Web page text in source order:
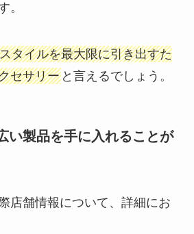
。
タイルを最大限に引き出すた
セサリーと言えるでしょう。
い製品を手に入れることが
店舗情報について、詳細にお